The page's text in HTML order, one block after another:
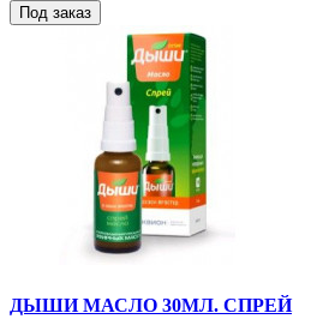
Под заказ
ДЫШИ МАСЛО 30МЛ. СПРЕЙ